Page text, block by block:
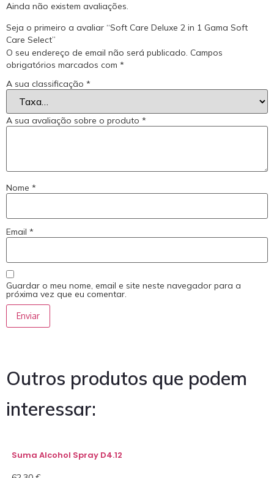
Ainda não existem avaliações.
Seja o primeiro a avaliar “Soft Care Deluxe 2 in 1 Gama Soft
Care Select”
O seu endereço de email não será publicado. Campos
obrigatórios marcados com *
A sua classificação *
A sua avaliação sobre o produto *
Nome *
Email *
Guardar o meu nome, email e site neste navegador para a
próxima vez que eu comentar.
Outros produtos que podem
interessar:
Suma Alcohol Spray D4.12